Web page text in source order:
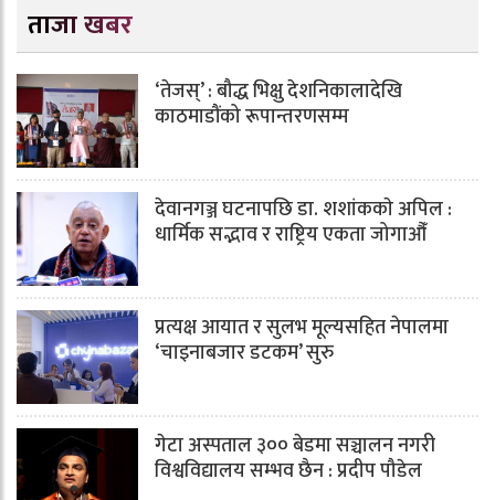
ताजा खबर
‘तेजस्’ : बौद्ध भिक्षु देशनिकालादेखि
काठमाडौंको रूपान्तरणसम्म
देवानगञ्ज घटनापछि डा. शशांककाे अपिल :
धार्मिक सद्भाव र राष्ट्रिय एकता जोगाऔँ
प्रत्यक्ष आयात र सुलभ मूल्यसहित नेपालमा
‘चाइनाबजार डटकम’ सुरु
गेटा अस्पताल ३०० बेडमा सञ्चालन नगरी
विश्वविद्यालय सम्भव छैन : प्रदीप पौडेल